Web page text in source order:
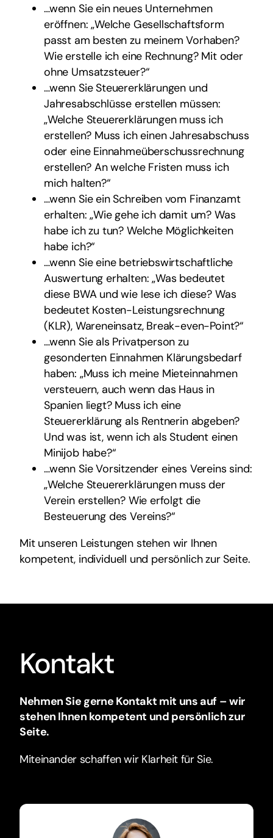
…wenn Sie ein neues Unternehmen
eröffnen: „Welche Gesellschaftsform
passt am besten zu meinem Vorhaben?
Wie erstelle ich eine Rechnung? Mit oder
ohne Umsatzsteuer?“
…wenn Sie Steuererklärungen und
Jahresabschlüsse erstellen müssen:
„Welche Steuererklärungen muss ich
erstellen? Muss ich einen Jahresabschuss
oder eine Einnahmeüberschussrechnung
erstellen? An welche Fristen muss ich
mich halten?“
…wenn Sie ein Schreiben vom Finanzamt
erhalten: „Wie gehe ich damit um? Was
habe ich zu tun? Welche Möglichkeiten
habe ich?“
…wenn Sie eine betriebswirtschaftliche
Auswertung erhalten: „Was bedeutet
diese BWA und wie lese ich diese? Was
bedeutet Kosten-Leistungsrechnung
(KLR), Wareneinsatz, Break-even-Point?“
…wenn Sie als Privatperson zu
gesonderten Einnahmen Klärungsbedarf
haben: „Muss ich meine Mieteinnahmen
versteuern, auch wenn das Haus in
Spanien liegt? Muss ich eine
Steuererklärung als Rentnerin abgeben?
Und was ist, wenn ich als Student einen
Minijob habe?“
…wenn Sie Vorsitzender eines Vereins sind:
„Welche Steuererklärungen muss der
Verein erstellen? Wie erfolgt die
Besteuerung des Vereins?“
Mit unseren Leistungen stehen wir Ihnen
kompetent, individuell und persönlich zur Seite.
Kontakt
Nehmen Sie gerne Kontakt mit uns auf – wir
stehen Ihnen kompetent und persönlich zur
Seite.
Miteinander schaffen wir Klarheit für Sie.